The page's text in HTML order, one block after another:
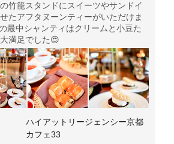
竹籠スタンドにスイーツやサンドイ
たアフタヌーンティーがいただけま
最中シャンティはクリームと小豆た
満足でした😍
ハイアットリージェンシー京都
カフェ33